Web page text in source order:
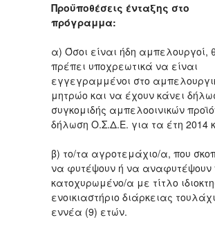
Προϋποθέσεις ένταξης στο
πρόγραμμα:
α) Όσοι είναι ήδη αμπελουργοί,
πρέπει υποχρεωτικά να είναι
εγγεγραμμένοι στο
μητρώο και να έχουν κάνει
συγκομιδής αμπελοοινικών
δήλωση Ο.Σ.Δ.Ε. για τα έτη 2014
β) το/τα αγροτεμάχιο/α, που
να φυτέψουν ή να αναφυτέψουν
κατοχυρωμένο/α με τίτλο
ενοικιαστήριο διάρκειας
εννέα (9) ετών.